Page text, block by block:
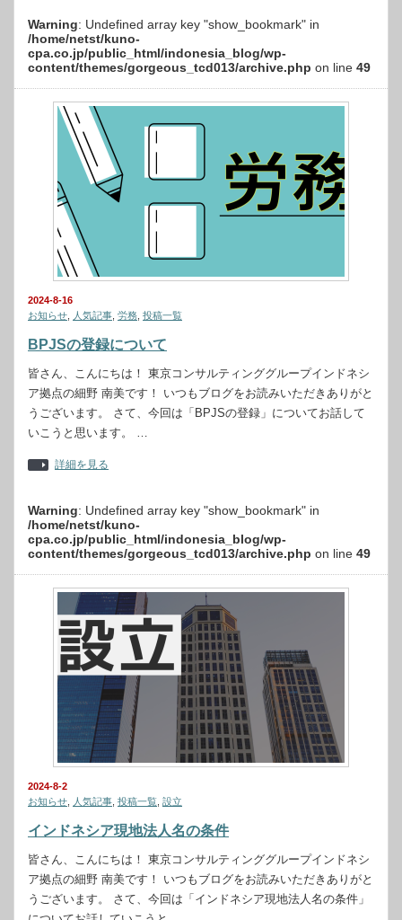
Warning: Undefined array key "show_bookmark" in
/home/netst/kuno-
cpa.co.jp/public_html/indonesia_blog/wp-
content/themes/gorgeous_tcd013/archive.php on line 49
2024-8-16
お知らせ
人気記事 労務 投稿一覧
BPJSの登録について
皆さん、こんにちは！ 東京コンサルティンググループインドネシ
ア拠点の細野 南美です！ いつもブログをお読みいただきありがと
うございます。 さて、今回は「BPJSの登録」についてお話して
いこうと思います。 …
詳細を見る
Warning: Undefined array key "show_bookmark" in
/home/netst/kuno-
cpa.co.jp/public_html/indonesia_blog/wp-
content/themes/gorgeous_tcd013/archive.php on line 49
2024-8-2
お知らせ
人気記事 投稿一覧 設立
インドネシア現地法人名の条件
皆さん、こんにちは！ 東京コンサルティンググループインドネシ
ア拠点の細野 南美です！ いつもブログをお読みいただきありがと
うございます。 さて、今回は「インドネシア現地法人名の条件」